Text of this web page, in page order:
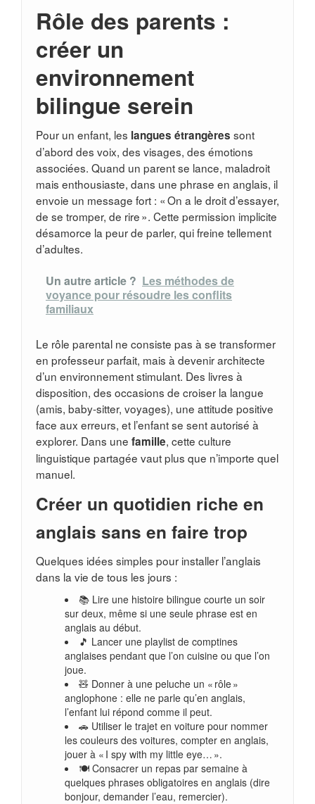
Rôle des parents :
créer un
environnement
bilingue serein
Pour un enfant, les langues étrangères sont
d’abord des voix, des visages, des émotions
associées. Quand un parent se lance, maladroit
mais enthousiaste, dans une phrase en anglais, il
envoie un message fort : « On a le droit d’essayer,
de se tromper, de rire ». Cette permission implicite
désamorce la peur de parler, qui freine tellement
d’adultes.
Un autre article ? Les méthodes de
voyance pour résoudre les conflits
familiaux
Le rôle parental ne consiste pas à se transformer
en professeur parfait, mais à devenir architecte
d’un environnement stimulant. Des livres à
disposition, des occasions de croiser la langue
(amis, baby-sitter, voyages), une attitude positive
face aux erreurs, et l’enfant se sent autorisé à
explorer. Dans une famille, cette culture
linguistique partagée vaut plus que n’importe quel
manuel.
Créer un quotidien riche en
anglais sans en faire trop
Quelques idées simples pour installer l’anglais
dans la vie de tous les jours :
📚 Lire une histoire bilingue courte un soir
sur deux, même si une seule phrase est en
anglais au début.
🎵 Lancer une playlist de comptines
anglaises pendant que l’on cuisine ou que l’on
joue.
🧸 Donner à une peluche un « rôle »
anglophone : elle ne parle qu’en anglais,
l’enfant lui répond comme il peut.
🚗 Utiliser le trajet en voiture pour nommer
les couleurs des voitures, compter en anglais,
jouer à « I spy with my little eye… ».
🍽️ Consacrer un repas par semaine à
quelques phrases obligatoires en anglais (dire
bonjour, demander l’eau, remercier).